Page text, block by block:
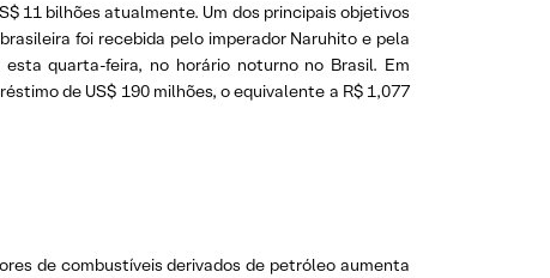
11 bilhões atualmente. Um dos principais objetivos
foi recebida pelo imperador Naruhito e pela
quarta-feira, no horário noturno no Brasil. Em
de US$ 190 milhões, o equivalente a R$ 1,077
de combustíveis derivados de petróleo aumenta